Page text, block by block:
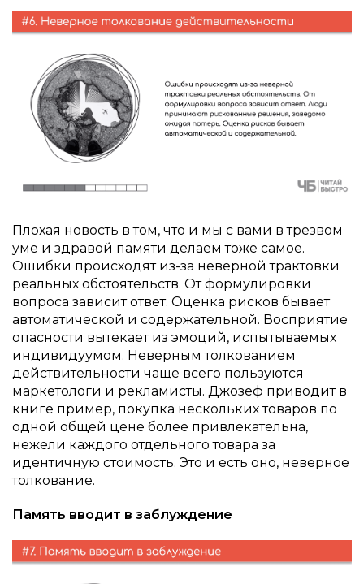
Плохая новость в том, что и мы с вами в трезвом
уме и здравой памяти делаем тоже самое.
Ошибки происходят из-за неверной трактовки
реальных обстоятельств. От формулировки
вопроса зависит ответ. Оценка рисков бывает
автоматической и содержательной. Восприятие
опасности вытекает из эмоций, испытываемых
индивидуумом. Неверным толкованием
действительности чаще всего пользуются
маркетологи и рекламисты. Джозеф приводит в
книге пример, покупка нескольких товаров по
одной общей цене более привлекательна,
нежели каждого отдельного товара за
идентичную стоимость. Это и есть оно, неверное
толкование.
Память вводит в заблуждение